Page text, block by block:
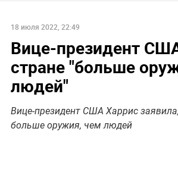
18 июля 2022, 22:49
Вице-президент
стране "больше
людей"
Вице-президент США Харрис
больше оружия, чем людей